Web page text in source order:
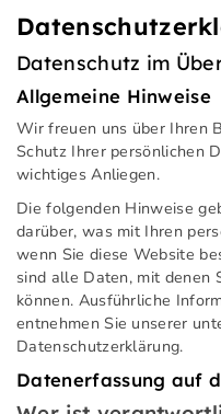
Datenschutz im
Allgemeine Hinweise
Wir freuen uns über Ihren
Schutz Ihrer persönlichen
wichtiges Anliegen.
Die folgenden Hinweise
darüber, was mit Ihren
wenn Sie diese Website
sind alle Daten, mit denen
können. Ausführliche
entnehmen Sie unserer
Datenschutzerklärung.
Datenerfassung auf